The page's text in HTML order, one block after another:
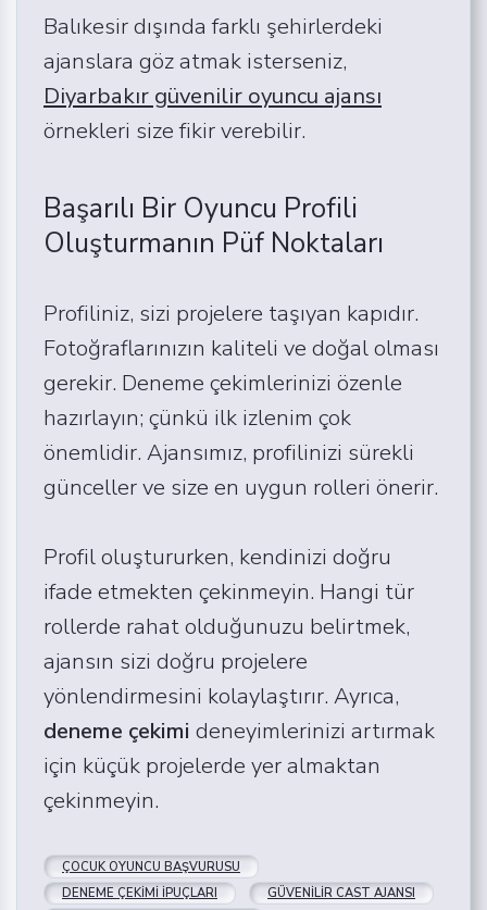
Balıkesir dışında farklı şehirlerdeki
ajanslara göz atmak isterseniz,
Diyarbakır güvenilir oyuncu ajansı
örnekleri size fikir verebilir.
Başarılı Bir Oyuncu Profili
Oluşturmanın Püf Noktaları
Profiliniz, sizi projelere taşıyan kapıdır.
Fotoğraflarınızın kaliteli ve doğal olması
gerekir. Deneme çekimlerinizi özenle
hazırlayın; çünkü ilk izlenim çok
önemlidir. Ajansımız, profilinizi sürekli
günceller ve size en uygun rolleri önerir.
Profil oluştururken, kendinizi doğru
ifade etmekten çekinmeyin. Hangi tür
rollerde rahat olduğunuzu belirtmek,
ajansın sizi doğru projelere
yönlendirmesini kolaylaştırır. Ayrıca,
deneme çekimi deneyimlerinizi artırmak
için küçük projelerde yer almaktan
çekinmeyin.
ÇOCUK OYUNCU BAŞVURUSU
DENEME ÇEKIMI İPUÇLARI
GÜVENILIR CAST AJANSI